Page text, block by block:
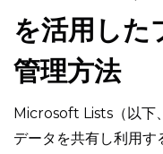
を活用した
管理方法
Microsoft Lists（以下
データを共有し利用